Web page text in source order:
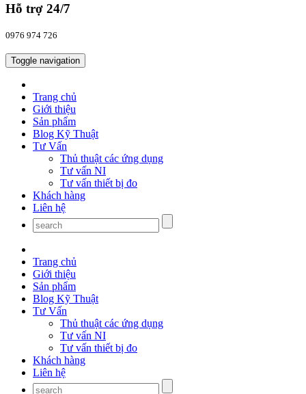
Hỗ trợ 24/7
0976 974 726
Toggle navigation
Trang chủ
Giới thiệu
Sản phẩm
Blog Kỹ Thuật
Tư Vấn
Thủ thuật các ứng dụng
Tư vấn NI
Tư vấn thiết bị đo
Khách hàng
Liên hệ
Trang chủ
Giới thiệu
Sản phẩm
Blog Kỹ Thuật
Tư Vấn
Thủ thuật các ứng dụng
Tư vấn NI
Tư vấn thiết bị đo
Khách hàng
Liên hệ